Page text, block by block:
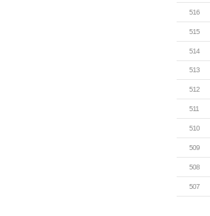
516
515
514
513
512
511
510
509
508
507